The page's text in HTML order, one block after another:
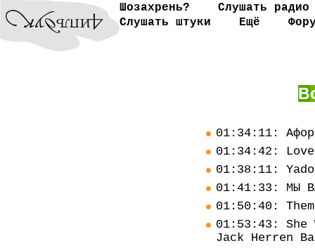
Шозахрень?
Слушать радио
Слушать штуки
Ещё
В
01:34:11:
01:34:42:
01:38:11:
01:41:33: МЫ
01:50:40:
01:53:43: She
Jack Herren